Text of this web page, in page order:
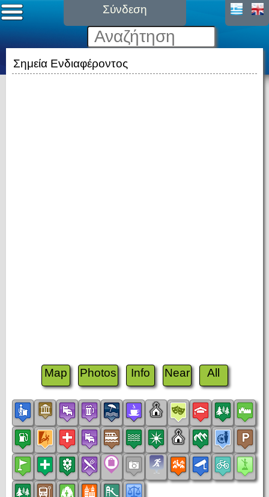
Σύνδεση
Σημεία Ενδιαφέροντος
Map Photos Info Near All